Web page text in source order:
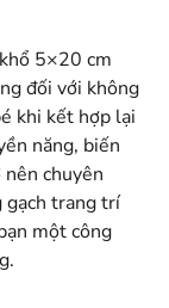
5×20 cm
đối với không
khi kết hợp lại
năng, biến
chuyên
gạch trang trí
một công